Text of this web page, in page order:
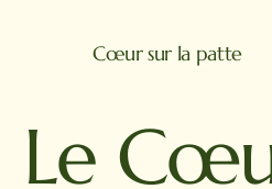
Cœur sur la patte
Le